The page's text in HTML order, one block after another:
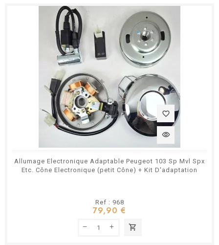
favorite_border
visibility
Allumage Electronique Adaptable Peugeot 103 Sp Mvl Spx
Etc. Cône Electronique (petit Cône) + Kit D'adaptation
Ref : 968
79,90 €
shopping_cart